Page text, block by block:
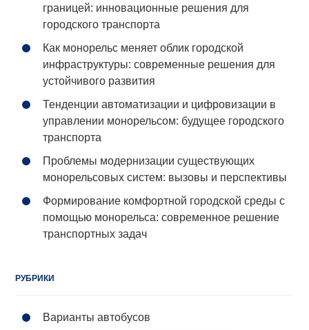
границей: инновационные решения для
городского транспорта
Как монорельс меняет облик городской
инфраструктуры: современные решения для
устойчивого развития
Тенденции автоматизации и цифровизации в
управлении монорельсом: будущее городского
транспорта
Проблемы модернизации существующих
монорельсовых систем: вызовы и перспективы
Формирование комфортной городской среды с
помощью монорельса: современное решение
транспортных задач
РУБРИКИ
Варианты автобусов